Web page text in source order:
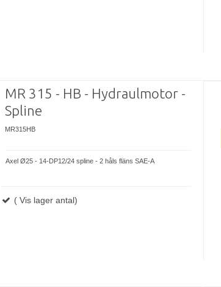
MR 315 - HB - Hydraulmotor -
Spline
MR315HB
Axel Ø25 - 14-DP12/24 spline - 2 håls fläns SAE-A
( Vis lager antal)